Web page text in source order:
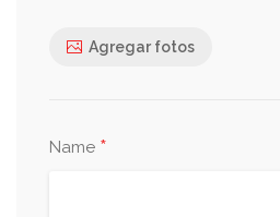
Agregar fotos
Name *